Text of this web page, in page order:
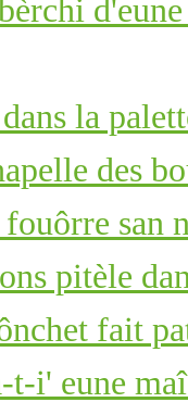
la
des
san
pitèle
fait
i' eune